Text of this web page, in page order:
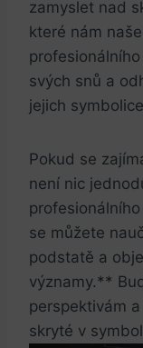
zamyslet nad
které nám
svých snů a
jejich
Pokud se
není nic
se můžete
podstatě a
významy.**
perspektivám
skryté v